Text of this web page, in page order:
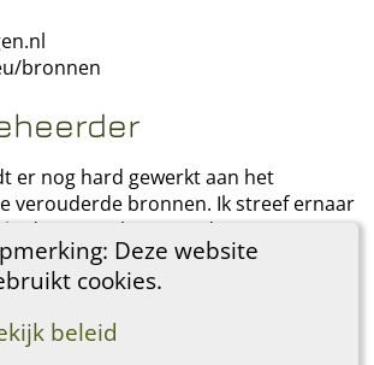
Deze website
cookies.
beleid
bronnen
er nog hard gewerkt aan het
verouderde bronnen. Ik streef ernaar
deze stamboom te documenteren.
voegen, laat het mij dan weten.
door
geschreven door Darrin Lythgoe © 2001-2026.
door